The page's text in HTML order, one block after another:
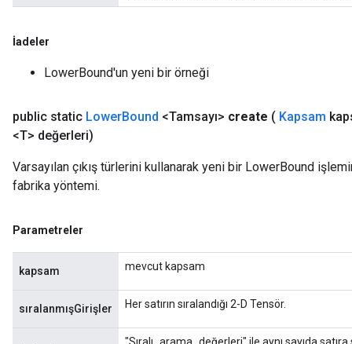
İadeler
LowerBound'un yeni bir örneği
public static LowerBound <Tamsayı> create ( Kapsam
<T> değerleri)
Varsayılan çıkış türlerini kullanarak yeni bir LowerBound
fabrika yöntemi.
Parametreler
kapsam mevcut kapsam
sıralanmışGirişler Her satırın sıralandığı 2-D Tensör.